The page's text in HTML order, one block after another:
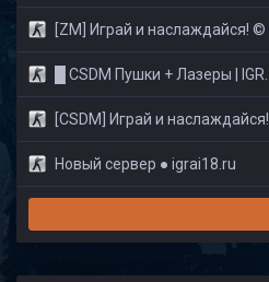
[ZM] Играй и наслаждайся! © Zombie Show
█ CSDM Пушки + Лазеры | IGRAI18.RU ツ █
[CSDM] Играй и наслаждайся! © Classic
Новый сервер ● igrai18.ru